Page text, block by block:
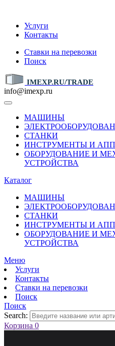
Услуги
Контакты
Ставки на перевозки
Поиск
IMEXP.RU/TRADE
info@imexp.ru
МАШИНЫ
СТАНКИ
ИНСТРУМЕНТЫ И
ОБОРУДОВАНИЕ И
УСТРОЙСТВА
Каталог
МАШИНЫ
СТАНКИ
ИНСТРУМЕНТЫ И
ОБОРУДОВАНИЕ И
УСТРОЙСТВА
Меню
Услуги
Контакты
Ставки на перевозки
Поиск
Поиск
Search:
Корзина 0